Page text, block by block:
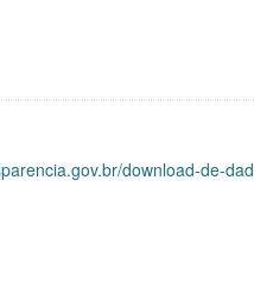
download-de-